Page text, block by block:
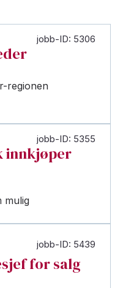
jobb-ID: 5306
regionen
jobb-ID: 5355
innkjøper
mulig
jobb-ID: 5439
for salg